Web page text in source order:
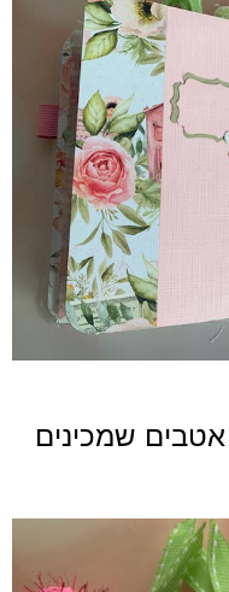
שמכינים